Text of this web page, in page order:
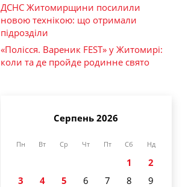
ДСНС Житомирщини посилили
новою технікою: що отримали
підрозділи
«Полісся. Вареник FEST» у Житомирі:
коли та де пройде родинне свято
Серпень 2026
Пн Вт Ср Чт Пт Сб Нд
1
2
3
4 5 6 7 8
9